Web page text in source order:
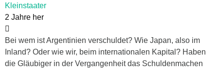
Kleinstaater
2 Jahre her
Bei wem ist Argentinien verschuldet? Wie Japan, also im
Inland? Oder wie wir, beim internationalen Kapital? Haben
die Gläubiger in der Vergangenheit das Schuldenmachen